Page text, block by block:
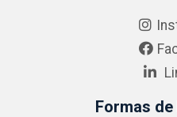
Formas